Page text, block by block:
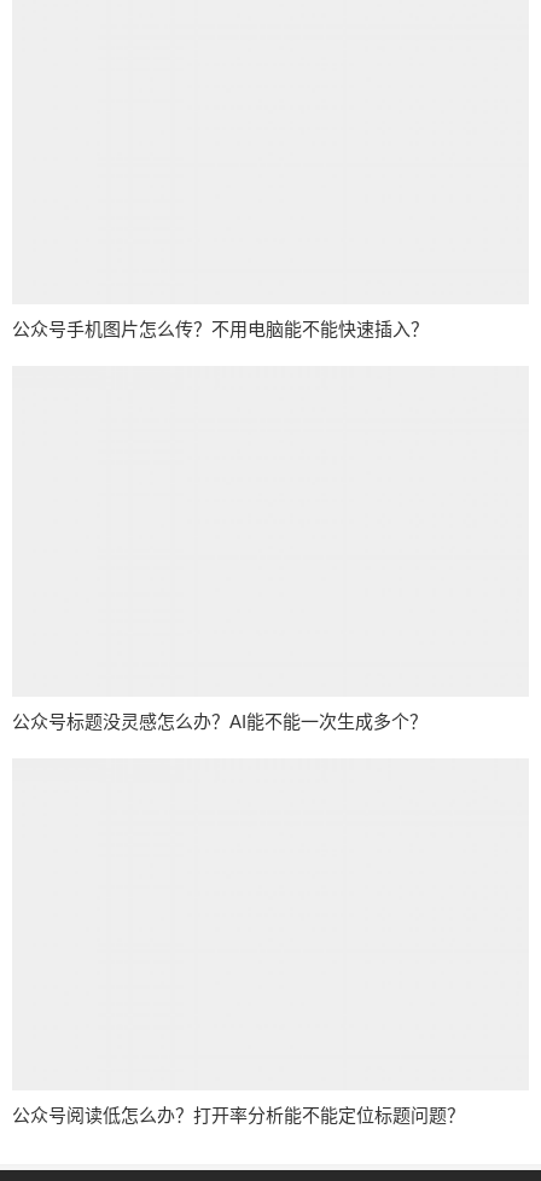
公众号手机图片怎么传？不用电脑能不能快速插入？
公众号标题没灵感怎么办？AI能不能一次生成多个？
公众号阅读低怎么办？打开率分析能不能定位标题问题？